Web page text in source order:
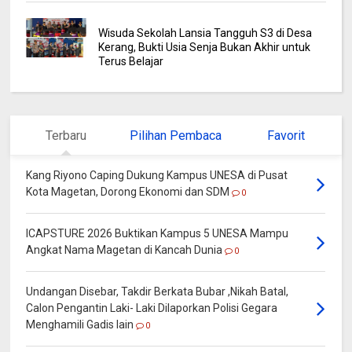
Wisuda Sekolah Lansia Tangguh S3 di Desa
Kerang, Bukti Usia Senja Bukan Akhir untuk
Terus Belajar
Terbaru Pilihan Pembaca Favorit
Kang Riyono Caping Dukung Kampus UNESA di Pusat
Kota Magetan, Dorong Ekonomi dan SDM
0
ICAPSTURE 2026 Buktikan Kampus 5 UNESA Mampu
Angkat Nama Magetan di Kancah Dunia
0
Undangan Disebar, Takdir Berkata Bubar ,Nikah Batal,
Calon Pengantin Laki- Laki Dilaporkan Polisi Gegara
Menghamili Gadis lain
0